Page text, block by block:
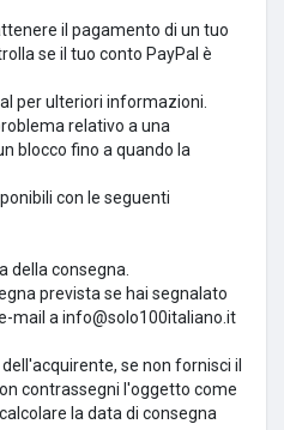
il pagamento di un tuo
se il tuo conto PayPal è
per ulteriori informazioni.
relativo a una
blocco fino a quando la
con le seguenti
della consegna.
prevista se hai segnalato
mail a info@solo100italiano.it
se non fornisci il
contrassegni l'oggetto come
la data di consegna